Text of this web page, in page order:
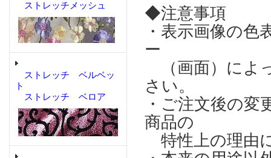
ストレッチメッシュ
ストレッチ ベルベッ
ト
ストレッチ ベロア
◆注意事項
・表示画像の
ー
（画面）によ
さい。
・ご注文後の
商品の
特性上の理由